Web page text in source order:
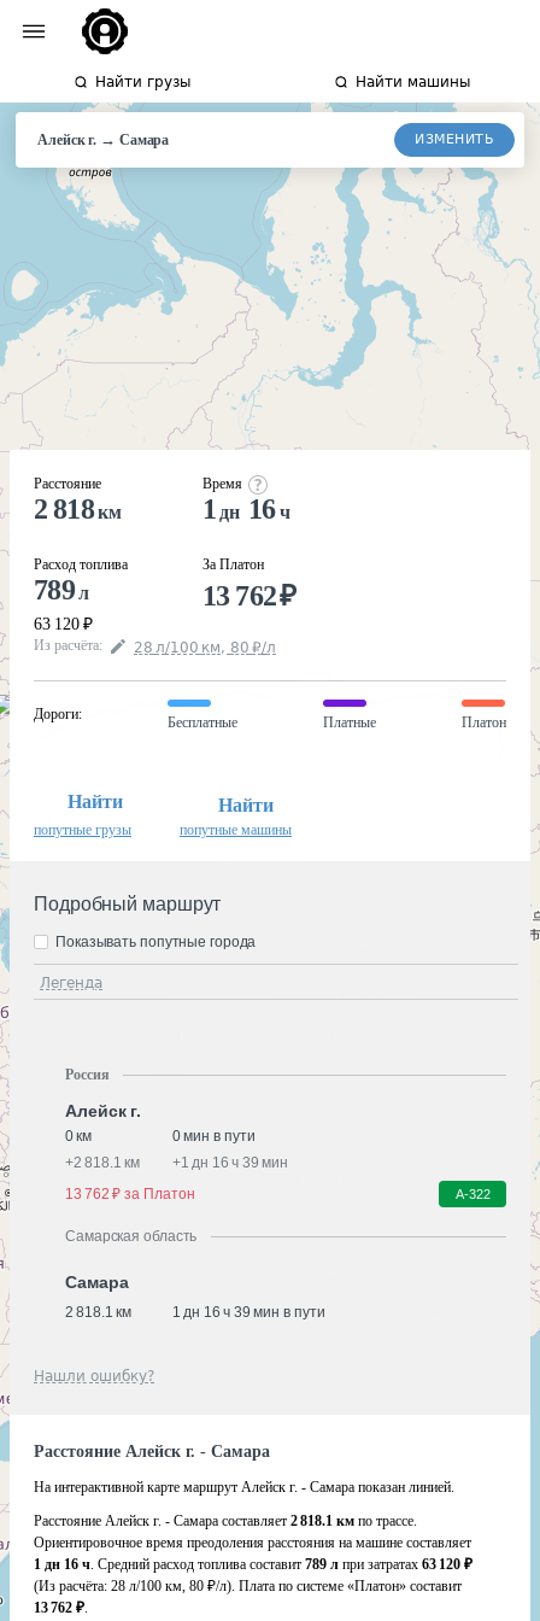
Найти грузы Найти машины
Алейск г. → Самара ИЗМЕНИТЬ
Расстояние
2 818км
Расход топлива
789л
63 120 ₽
Время
1 дн 16ч
За Платон
13 762₽
Из расчёта: 28 л/100 км, 80 ₽/л
Дороги:
Бесплатные Платные Платон
Найти
попутные грузы
Найти
попутные машины
Подробный маршрут
Легенда
Показывать попутные города
Россия
Алейск г.
0 км
0 мин в пути
+2 818.1 км +1 дн 16 ч 39 мин
13 762 ₽ за Платон
А-322
Самарская область
Самара
2 818.1 км 1 дн 16 ч 39 мин в пути
Нашли ошибку?
Расстояние Алейск г. - Самара
На интерактивной карте маршрут Алейск г. - Самара показан линией.
Расстояние Алейск г. - Самара составляет 2 818.1 км по трассе.
Ориентировочное время преодоления расстояния на машине составляет
1 дн 16 ч. Средний расход топлива составит 789 л при затратах 63 120 ₽
(Из расчёта: 28 л/100 км, 80 ₽/л). Плата по системе «Платон» составит
13 762 ₽.